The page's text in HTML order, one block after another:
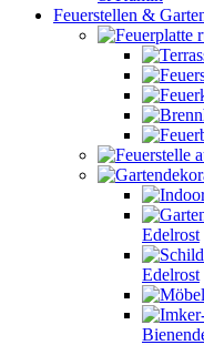
Feuerstellen &
Edelrost
Edelrost